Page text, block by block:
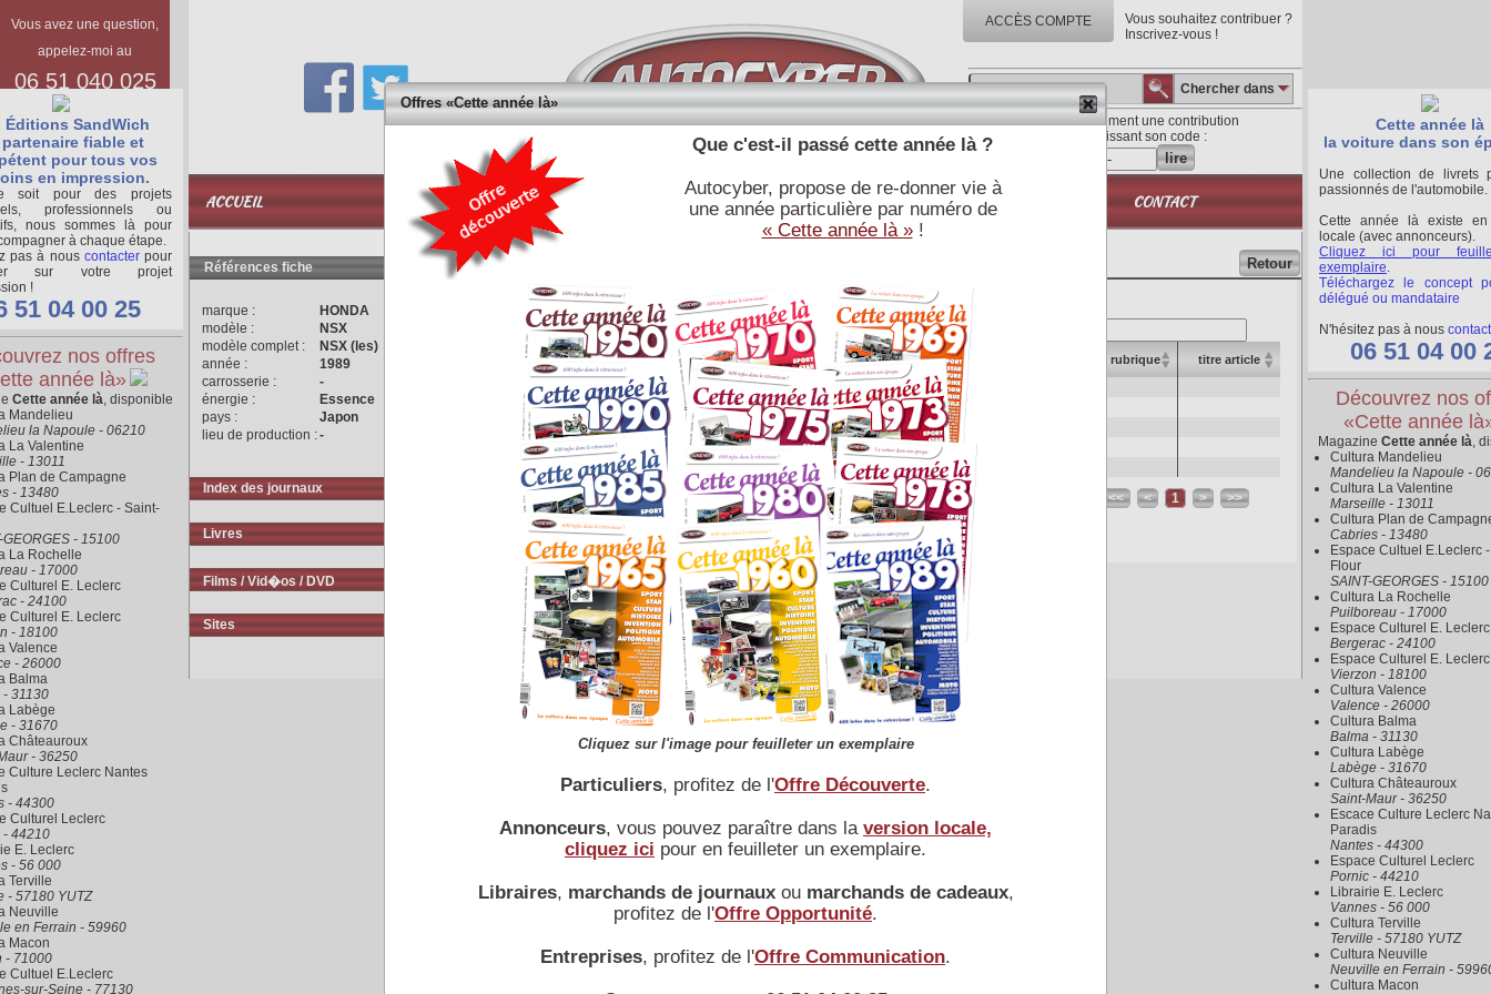
ACCÈS COMPTE
Vous souhaitez contribuer ?
Inscrivez-vous !
Chercher dans
Lisez directement une contribution
en saisissant son code :
lire
ACCUEIL
BASE
DOCUMENTAIRE
RÉFÉRENCES
JOURNALISTIQUES
BOUTIQUE CONTACT
Vous avez une question,
appelez-moi au
06 51 040 025
Références fiche Retour
marque :
HONDA
modèle :
NSX
modèle complet :
NSX (les)
année :
1989
carrosserie :
-
énergie :
Essence
pays :
Japon
lieu de production :-
Index des journaux
Livres
Films / Vid�os / DVD
Sites
Afficher articles
publication date rubrique titre article
AUTO RETRO /
L'AUTO-JOURNAL
/
L'AUTOMOBILE MAGAZINE
/
RETROVISEUR
/
SPORT AUTO
/
Articles 1 à 5 / 5
<< < 1 > >>
Conseiller à un ami Infos légales | Conditions d'utilisation
Éditions SandWich
fiable et
pour tous vos
en impression.
soit pour des projets
professionnels ou
nous sommes là pour
à chaque étape.
pas à nous contacterpour
sur votre projet
!
51 04 00 25
nos offres
année là»
Cette année là, disponible
Mandelieu
la Napoule - 06210
La Valentine
- 13011
Plan de Campagne
- 13480
Cultuel E.Leclerc - Saint-
GEORGES - 15100
La Rochelle
- 17000
Culturel E. Leclerc
- 24100
Culturel E. Leclerc
- 18100
Valence
- 26000
Balma
- 31130
Labège
- 31670
Châteauroux
- 36250
Culture Leclerc Nantes
- 44300
Culturel Leclerc
- 44210
E. Leclerc
- 56 000
Terville
- 57180 YUTZ
Neuville
en Ferrain - 59960
Macon
- 71000
Cultuel E.Leclerc
sur-Seine - 77130
Cette année là
la voiture dans son
Une collection de livrets
passionnés de l'automobile.
Cette année là existe en
locale (avec annonceurs).
Cliquez ici pour
exemplaire.
Téléchargez le concept
délégué ou mandataire
N'hésitez pas à nous
06 51 04 00
Découvrez nos
«Cette année
Magazine Cette année là,
Cultura Mandelieu
Mandelieu la Napoule -
Cultura La Valentine
Marseille - 13011
Cultura Plan de
Cabries - 13480
Espace Cultuel E.Leclerc
Flour
SAINT-GEORGES - 15100
Cultura La Rochelle
Puilboreau - 17000
Espace Culturel E. Leclerc
Bergerac - 24100
Espace Culturel E. Leclerc
Vierzon - 18100
Cultura Valence
Valence - 26000
Cultura Balma
Balma - 31130
Cultura Labège
Labège - 31670
Cultura Châteauroux
Saint-Maur - 36250
Escace Culture Leclerc
Paradis
Nantes - 44300
Espace Culturel Leclerc
Pornic - 44210
Librairie E. Leclerc
Vannes - 56 000
Cultura Terville
Terville - 57180 YUTZ
Cultura Neuville
Neuville en Ferrain -
Cultura Macon
Offres «Cette année là»
Que c'est-il passé cette année là ?
Autocyber, propose de re-donner vie à
une année particulière par numéro de
« Cette année là »!
Cliquez sur l'image pour feuilleter un exemplaire
Particuliers, profitez de l'Offre Découverte.
Annonceurs, vous pouvez paraître dans la version locale,
cliquez ici pour en feuilleter un exemplaire.
Libraires, marchands de journauxou marchands de cadeaux,
profitez de l'Offre Opportunité.
Entreprises, profitez de l'Offre Communication.